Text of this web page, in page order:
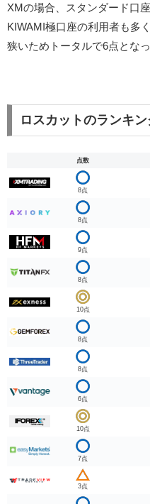
XMの場合、スタンダード口
KIWAMI極口座の利用者も多
狭いためトータルで6点となっ
ロスカットのランキ
点数
8点
8点
9点
8点
10点
8点
8点
6点
10点
7点
3点